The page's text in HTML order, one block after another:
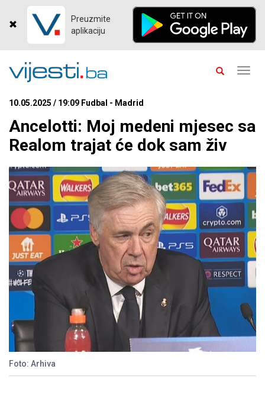
Preuzmite
aplikaciju
10.05.2025 / 19:09 Fudbal - Madrid
Ancelotti: Moj medeni mjesec sa
Realom trajat će dok sam živ
Foto: Arhiva